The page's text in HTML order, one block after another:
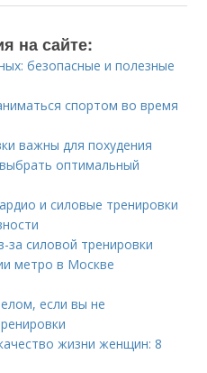
на сайте:
безопасные и полезные
спортом во время
важны для похудения
оптимальный
и силовые тренировки
за силовой тренировки
метро в Москве
если вы не
жизни женщин: 8